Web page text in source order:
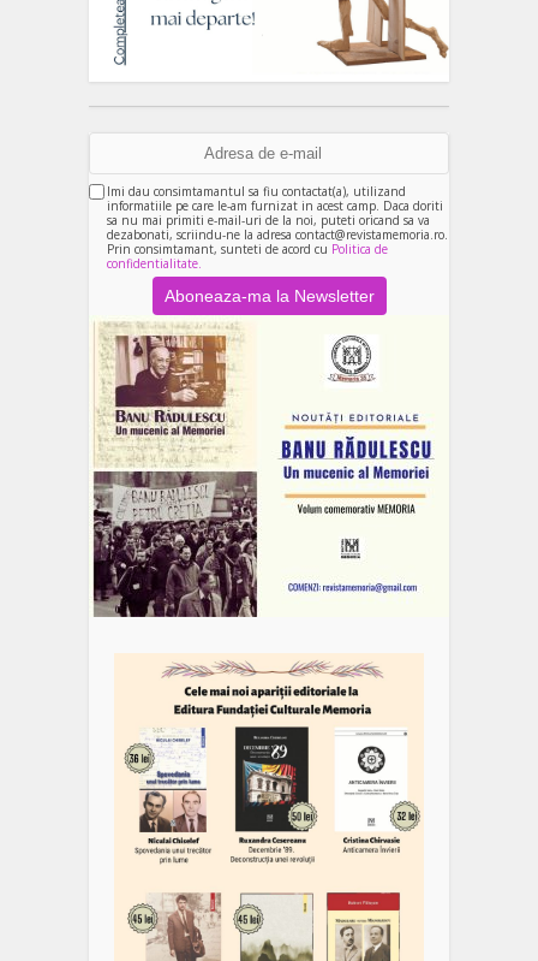
Imi dau consimtamantul sa fiu contactat(a), utilizand
informatiile pe care le-am furnizat in acest camp. Daca doriti
sa nu mai primiti e-mail-uri de la noi, puteti oricand sa va
dezabonati, scriindu-ne la adresa contact@revistamemoria.ro.
Prin consimtamant, sunteti de acord cu Politica de
confidentialitate.